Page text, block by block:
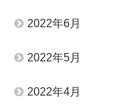
2022年6月
2022年5月
2022年4月